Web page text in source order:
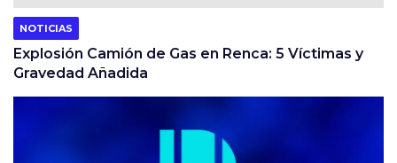
NOTICIAS
Explosión Camión de Gas en Renca: 5 Víctimas y
Gravedad Añadida